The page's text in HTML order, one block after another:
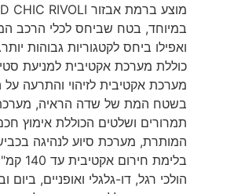
במיוחד, בטח שביחס לכלי הרכב
ואפילו ביחס לקטגוריות גבוהות יותר.
כוללת מערכת אקטיבית למניעת
מערכת אקטיבית לזיהוי והתרעה על
בשטח המת של שדה הראיה, מערכת
תמרורים ושלטים הכוללת אימוץ חכם
המותרת, מערכת סיוע לנהיגה בכביש
בלימת חירום
הולכי רגל, דו-גלגלי ואופניים, ביום